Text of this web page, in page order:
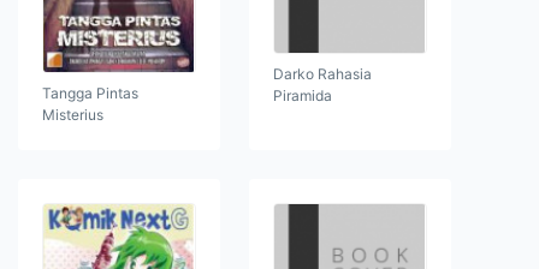
Tangga Pintas
Misterius
Darko Rahasia
Piramida